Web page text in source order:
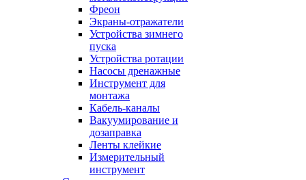
Фреон
Экраны-отражатели
Устройства зимнего
пуска
Устройства ротации
Насосы дренажные
Инструмент для
монтажа
Кабель-каналы
Вакуумирование и
дозаправка
Ленты клейкие
Измерительный
инструмент